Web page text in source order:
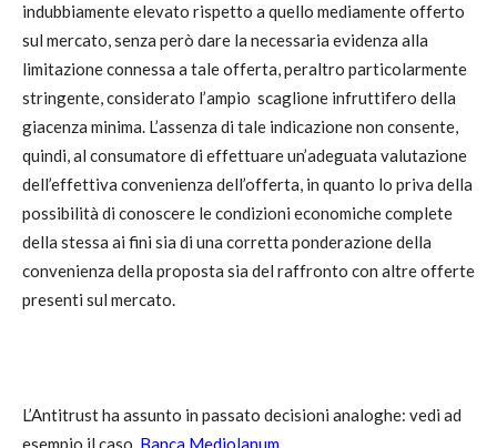
indubbiamente elevato rispetto a quello mediamente offerto
sul mercato, senza però dare la necessaria evidenza alla
limitazione connessa a tale offerta, peraltro particolarmente
stringente, considerato l’ampio scaglione infruttifero della
giacenza minima. L’assenza di tale indicazione non consente,
quindi, al consumatore di effettuare un’adeguata valutazione
dell’effettiva convenienza dell’offerta, in quanto lo priva della
possibilità di conoscere le condizioni economiche complete
della stessa ai fini sia di una corretta ponderazione della
convenienza della proposta sia del raffronto con altre offerte
presenti sul mercato.
L’Antitrust ha assunto in passato decisioni analoghe: vedi ad
esempio il caso Banca Mediolanum